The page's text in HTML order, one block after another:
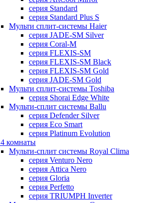
серия Standard
серия Standard Plus S
Мульти сплит-системы Haier
серия JADE-SM Silver
серия Coral-M
серия FLEXIS-SM
серия FLEXIS-SM Black
серия FLEXIS-SM Gold
серия JADE-SM Gold
Мульти сплит-системы Toshiba
серия Shorai Edge White
Мульти-сплит системы Ballu
серия Defender Silver
серия Eco Smart
серия Platinum Evolution
комнаты
Мульти-сплит системы Royal Clima
серия Venturo Nero
серия Attica Nero
серия Gloria
серия Perfetto
серия TRIUMPH Inverter